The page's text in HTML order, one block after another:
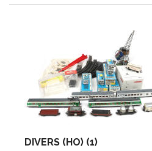
DIVERS (HO) (1)